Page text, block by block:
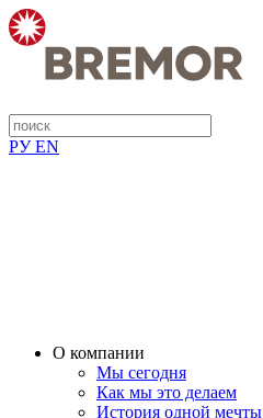
РУ EN
О компании
Мы сегодня
Как мы это делаем
История одной мечты